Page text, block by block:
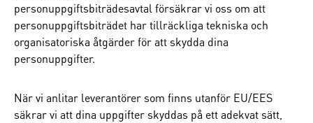
personuppgiftsbiträdesavtal försäkrar vi oss om att
personuppgiftsbiträdet har tillräckliga tekniska och
organisatoriska åtgärder för att skydda dina
personuppgifter.
När vi anlitar leverantörer som finns utanför EU/EES
säkrar vi att dina uppgifter skyddas på ett adekvat sätt,